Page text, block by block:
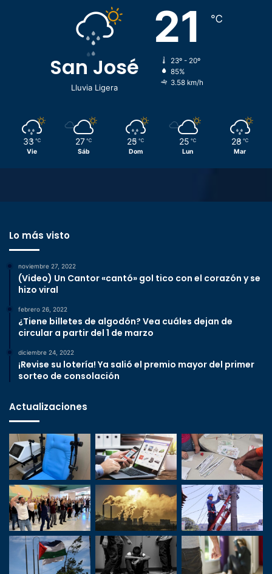
San José
Lluvia Ligera
21 ℃
23º - 20º
85%
3.58 km/h
33 ℃
Vie
27 ℃
Sáb
25 ℃
Dom
25 ℃
Lun
28 ℃
Mar
Lo más visto
noviembre 27, 2022
(Video) Un Cantor «cantó» gol tico con el corazón y se
hizo viral
febrero 26, 2022
¿Tiene billetes de algodón? Vea cuáles dejan de
circular a partir del 1 de marzo
diciembre 24, 2022
¡Revise su lotería! Ya salió el premio mayor del primer
sorteo de consolación
Actualizaciones